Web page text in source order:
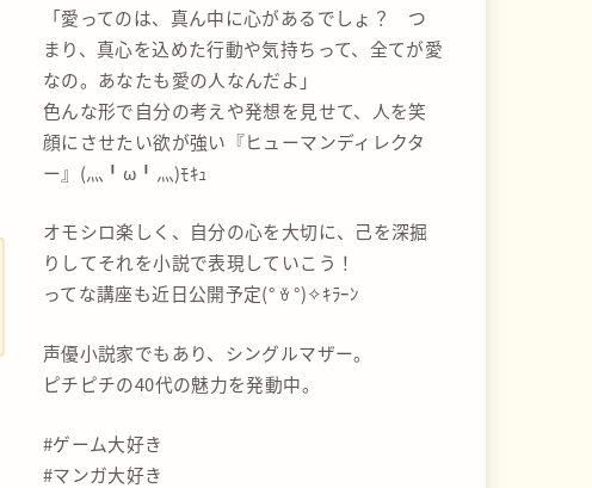
「愛ってのは、真ん中に心があるでしょ？ つ
まり、真心を込めた行動や気持ちって、全てが愛
なの。あなたも愛の人なんだよ」
色んな形で自分の考えや発想を見せて、人を笑
顔にさせたい欲が強い『ヒューマンディレクタ
ー』(灬╹ω╹灬)ﾓｷｭ
オモシロ楽しく、自分の心を大切に、己を深掘
りしてそれを小説で表現していこう！
ってな講座も近日公開予定(° ꈊ °)✧ｷﾗｰﾝ
声優小説家でもあり、シングルマザー。
ピチピチの40代の魅力を発動中。
#ゲーム大好き
#マンガ大好き